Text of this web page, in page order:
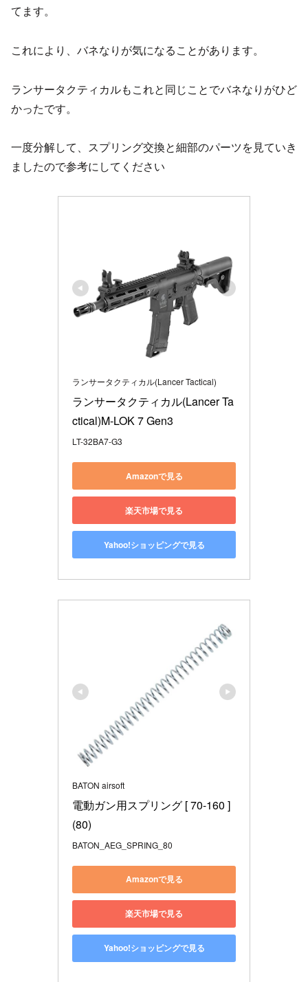
てます。
これにより、バネなりが気になることがあります。
ランサータクティカルもこれと同じことでバネなりがひど
かったです。
一度分解して、スプリング交換と細部のパーツを見ていき
ましたので参考にしてください
ランサータクティカル(Lancer Tactical)
ランサータクティカル(Lancer Ta
ctical)M-LOK 7 Gen3
LT-32BA7-G3
Amazonで見る
楽天市場で見る
Yahoo!ショッピングで見る
BATON airsoft
電動ガン用スプリング [ 70-160 ]
(80)
BATON_AEG_SPRING_80
Amazonで見る
楽天市場で見る
Yahoo!ショッピングで見る